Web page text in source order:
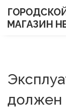
МАГАЗИН
должен